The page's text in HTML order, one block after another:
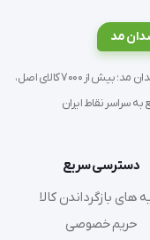
تراشه و
چشم (به دلیل
مد
خرید تجهیزات پزشکی عمده و جزئی با بهترین قیمت از سدان مد؛ بیش از 7000 کالای اصل،
سراسر نقاط ایران
دسترسی سریع
های بازگرداندن کالا
حریم خصوصی